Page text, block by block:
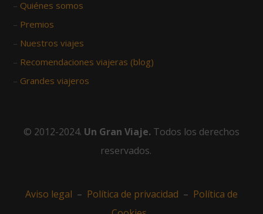
– Quiénes somos
– Premios
– Nuestros viajes
– Recomendaciones viajeras (blog)
– Grandes viajeros
© 2012-2024. Un Gran Viaje. Todos los derechos
reservados.
Aviso legal – Política de privacidad – Política de